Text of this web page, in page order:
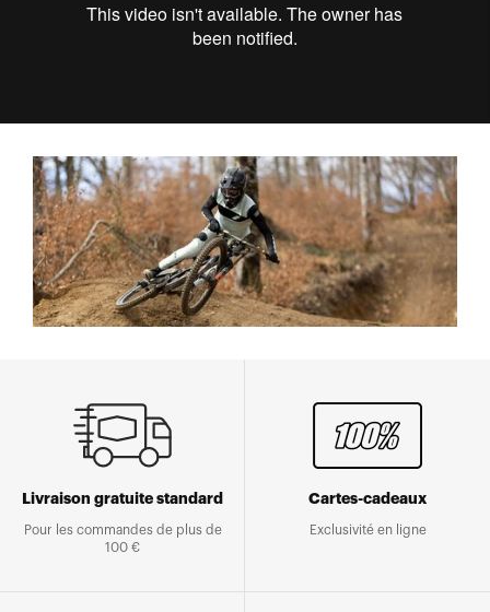
Livraison gratuite standard
Pour les commandes de plus de
100 €
Cartes-cadeaux
Exclusivité en ligne